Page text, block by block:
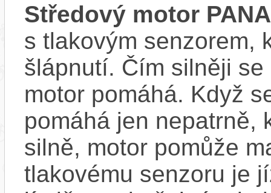
Středový motor
s tlakovým senzorem,
šlápnutí. Čím silněji
motor pomáhá. Když
pomáhá jen nepatrně,
silně, motor pomůže
tlakovému senzoru je